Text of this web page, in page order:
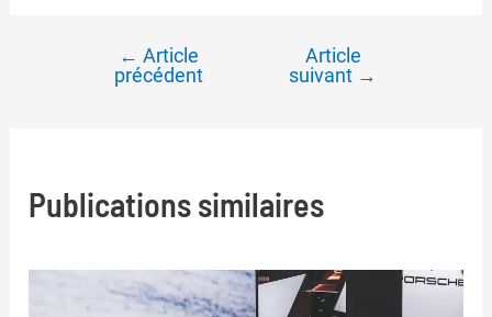
Navigation
← Article
précédent
Article
suivant →
Publications similaires